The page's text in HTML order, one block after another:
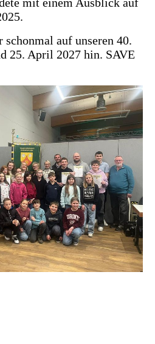
auf unseren 40.
25. April 2027 hin. SAVE